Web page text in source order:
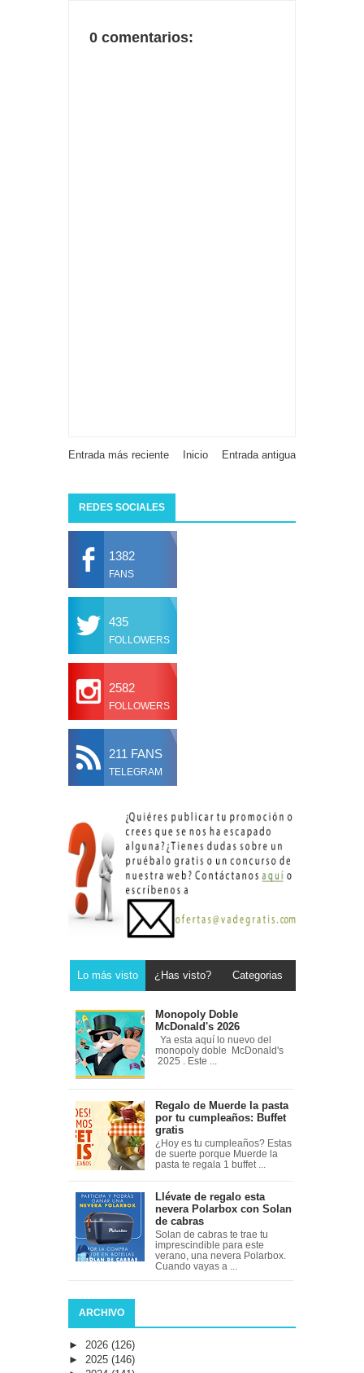
0 comentarios:
Entrada más reciente Entrada antigua
Inicio
REDES SOCIALES
1382
FANS
435
FOLLOWERS
2582
FOLLOWERS
211 FANS
TELEGRAM
Lo más visto ¿Has visto? Categorias
Monopoly Doble
McDonald's 2026
Ya esta aquí lo nuevo del
monopoly doble McDonald's
2025 . Este ...
Regalo de Muerde la pasta
por tu cumpleaños: Buffet
gratis
¿Hoy es tu cumpleaños? Estas
de suerte porque Muerde la
pasta te regala 1 buffet ...
Llévate de regalo esta
nevera Polarbox con Solan
de cabras
Solan de cabras te trae tu
imprescindible para este
verano, una nevera Polarbox.
Cuando vayas a ...
ARCHIVO
► 2026 (126)
► 2025 (146)